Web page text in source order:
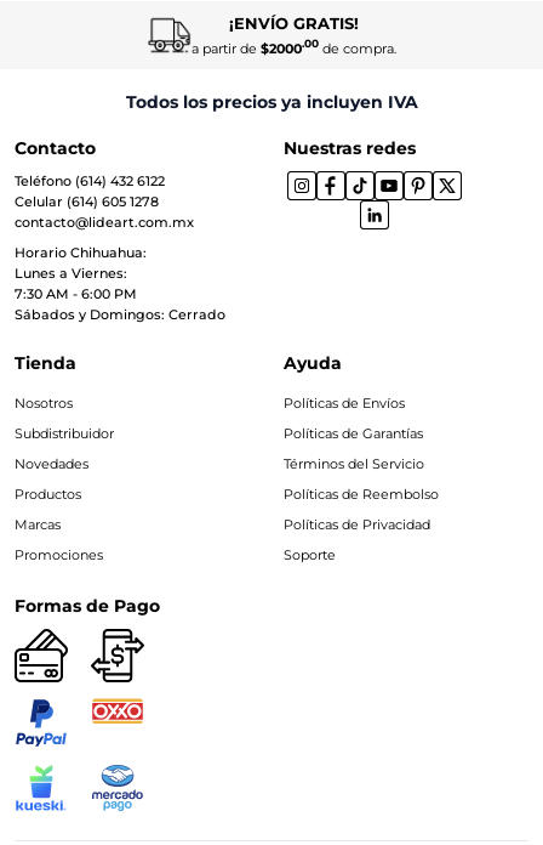
¡ENVÍO GRATIS!
a partir de $2000.00de compra.
Todos los precios ya incluyen IVA
Contacto
Teléfono (614) 432 6122
Celular (614) 605 1278
contacto@lideart.com.mx
Horario Chihuahua:
Lunes a Viernes:
7:30 AM - 6:00 PM
Sábados y Domingos: Cerrado
Nuestras redes
Tienda
Nosotros
Subdistribuidor
Novedades
Productos
Marcas
Promociones
Ayuda
Políticas de Envíos
Políticas de Garantías
Términos del Servicio
Políticas de Reembolso
Políticas de Privacidad
Soporte
Formas de Pago